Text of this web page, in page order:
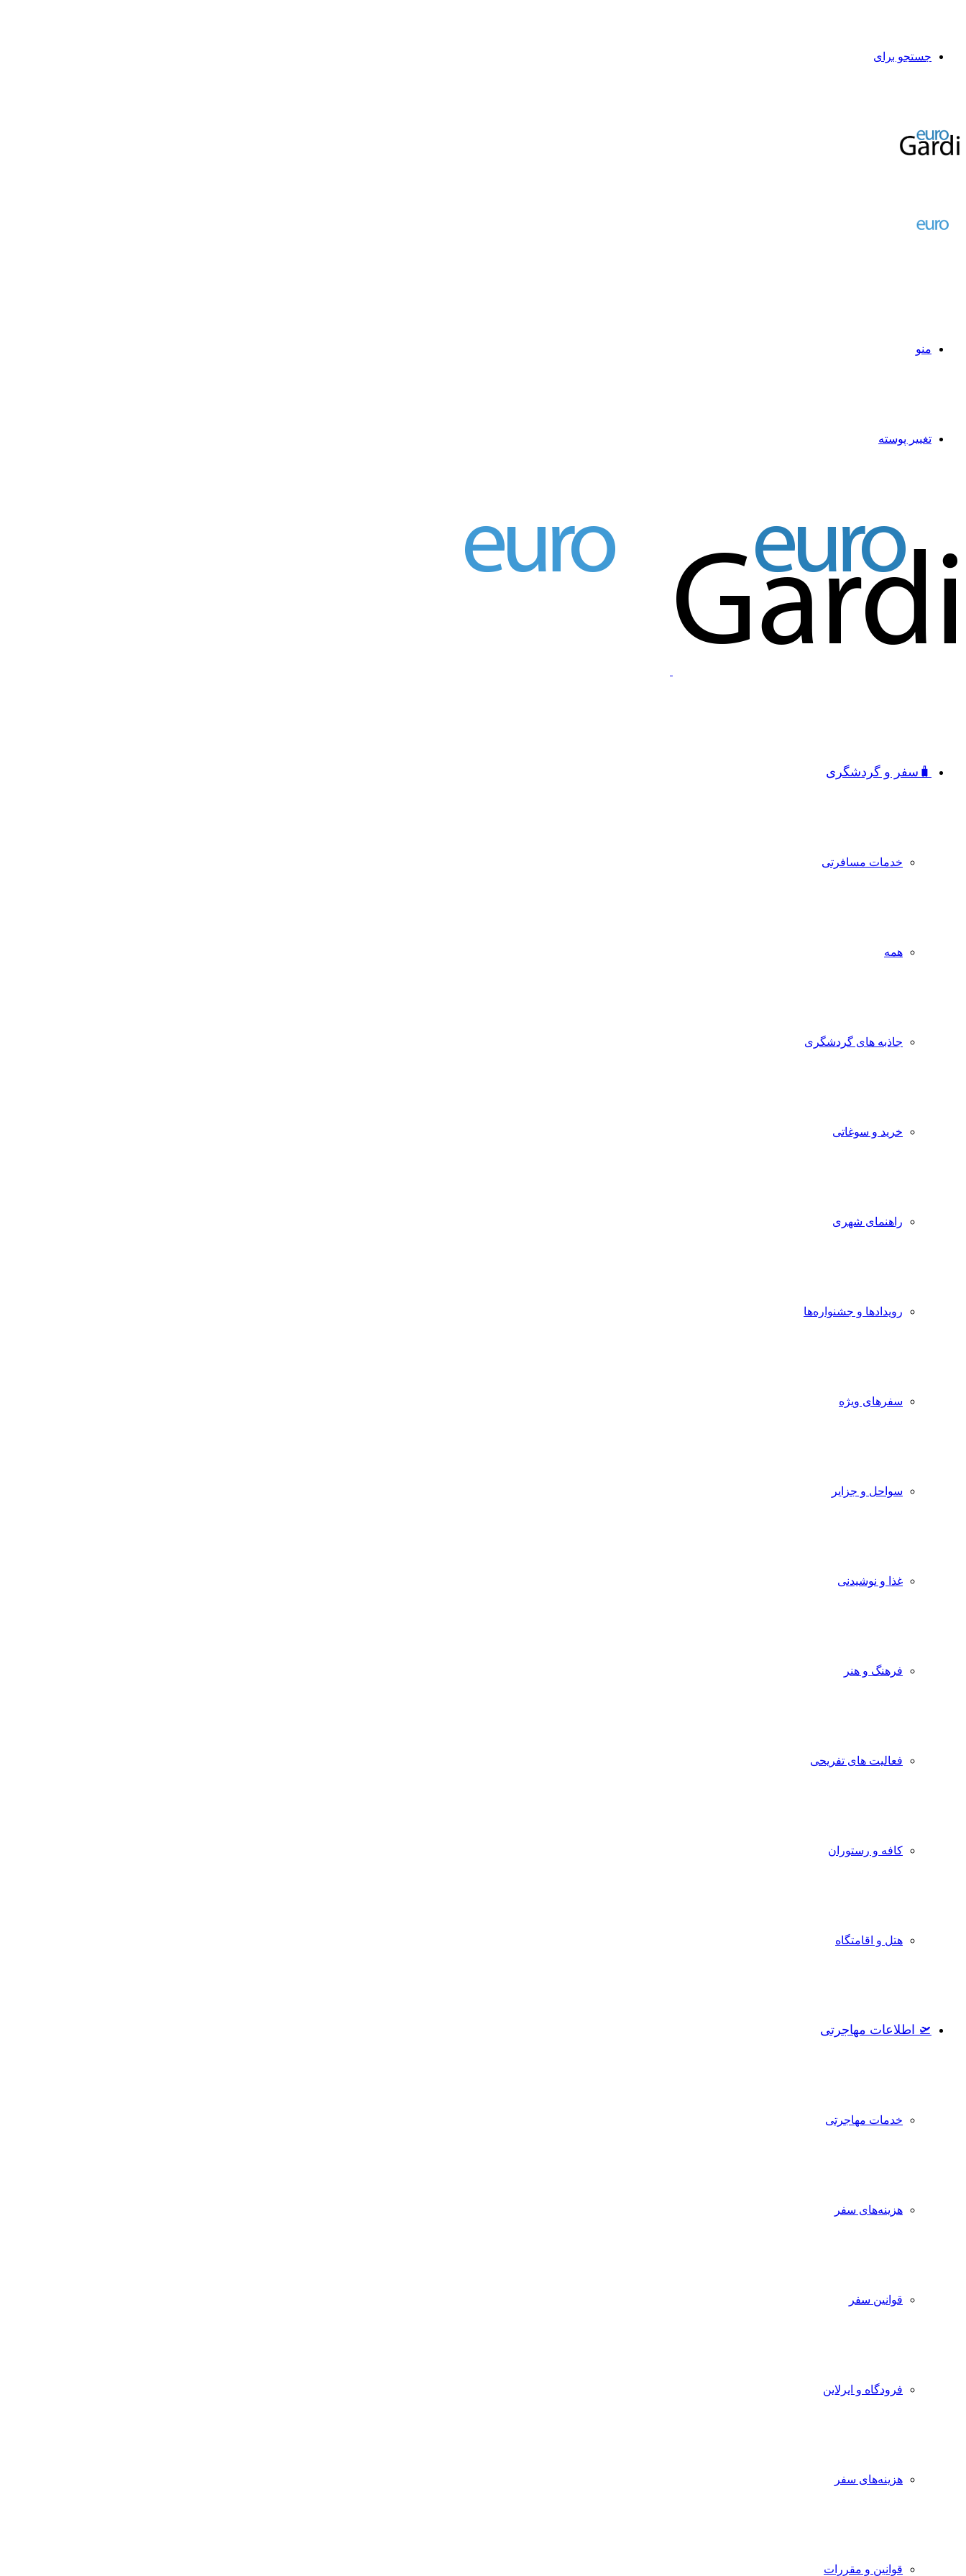
جستجو برای
منو
تغییر پوسته
🧳سفر و گردشگری
خدمات مسافرتی
همه
جاذبه‌ های گردشگری
خرید و سوغاتی
راهنمای شهری
رویدادها و جشنواره‌ها
سفرهای ویژه
سواحل و جزایر
غذا و نوشیدنی
فرهنگ و هنر
فعالیت های تفریحی
کافه و رستوران
هتل و اقامتگاه
🛫 اطلاعات مهاجرتی
خدمات مهاجرتی
هزینه‌های سفر
قوانین سفر
فرودگاه و ایرلاین
هزینه‌های سفر
قوانین و مقررات